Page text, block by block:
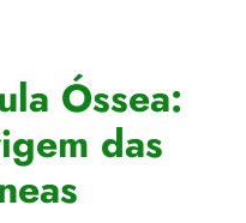
Óssea:
das